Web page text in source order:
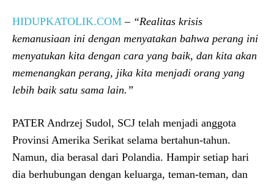
HIDUPKATOLIK.COM – “Realitas krisis
kemanusiaan ini dengan menyatakan bahwa perang ini
menyatukan kita dengan cara yang baik, dan kita akan
memenangkan perang, jika kita menjadi orang yang
lebih baik satu sama lain.”
PATER Andrzej Sudol, SCJ telah menjadi anggota
Provinsi Amerika Serikat selama bertahun-tahun.
Namun, dia berasal dari Polandia. Hampir setiap hari
dia berhubungan dengan keluarga, teman-teman, dan